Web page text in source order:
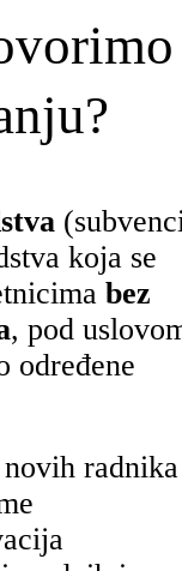
koja se
bez
, pod
određene
radnika